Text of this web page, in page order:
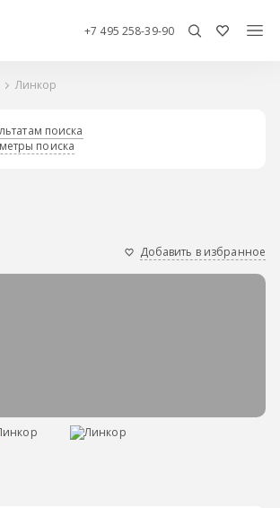
+7 495 258-39-90
Линкор
поиска
поиска
Добавить в избранное